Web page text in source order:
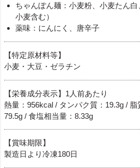
ちゃんぽん麺：小麦粉、小麦たん
小麦含む）
薬味：にんにく、唐辛子
【特定原材料等】
小麦・大豆・ゼラチン
【栄養成分表示】1人前あたり
熱量：956kcal / タンパク質：19.3g / 脂
79.5g / 食塩相当量：8.33g
【賞味期限】
製造日より冷凍180日